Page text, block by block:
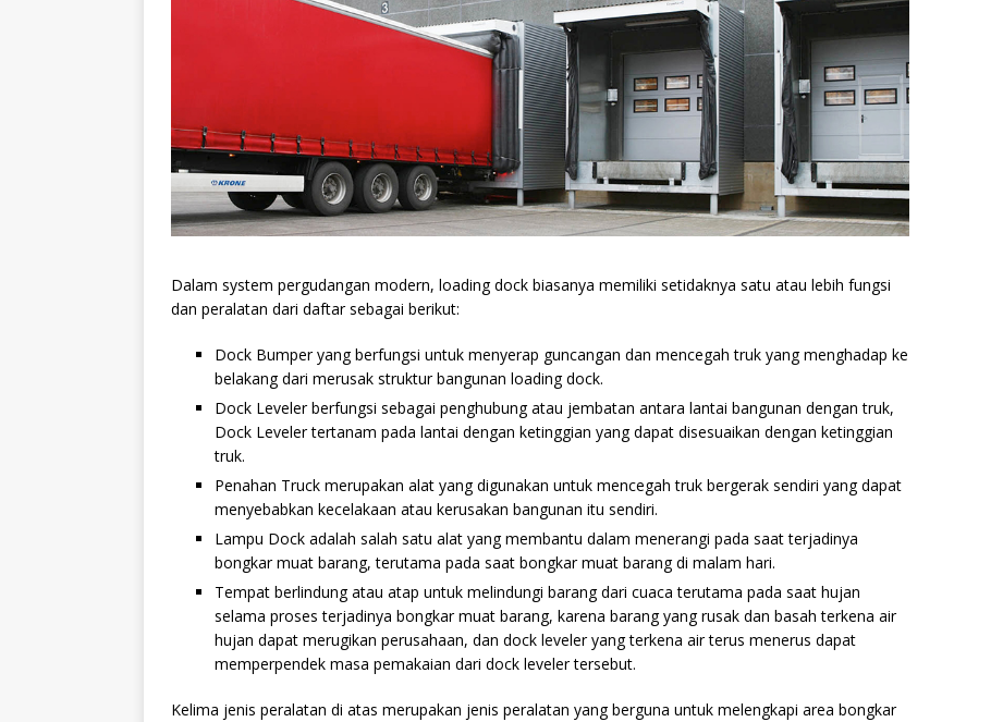
Dalam system pergudangan modern, loading dock biasanya memiliki setidaknya satu atau lebih fungsi
dan peralatan dari daftar sebagai berikut:
Dock Bumper yang berfungsi untuk menyerap guncangan dan mencegah truk yang menghadap ke
belakang dari merusak struktur bangunan loading dock.
Dock Leveler berfungsi sebagai penghubung atau jembatan antara lantai bangunan dengan truk,
Dock Leveler tertanam pada lantai dengan ketinggian yang dapat disesuaikan dengan ketinggian
truk.
Penahan Truck merupakan alat yang digunakan untuk mencegah truk bergerak sendiri yang dapat
menyebabkan kecelakaan atau kerusakan bangunan itu sendiri.
Lampu Dock adalah salah satu alat yang membantu dalam menerangi pada saat terjadinya
bongkar muat barang, terutama pada saat bongkar muat barang di malam hari.
Tempat berlindung atau atap untuk melindungi barang dari cuaca terutama pada saat hujan
selama proses terjadinya bongkar muat barang, karena barang yang rusak dan basah terkena air
hujan dapat merugikan perusahaan, dan dock leveler yang terkena air terus menerus dapat
memperpendek masa pemakaian dari dock leveler tersebut.
Kelima jenis peralatan di atas merupakan jenis peralatan yang berguna untuk melengkapi area bongkar